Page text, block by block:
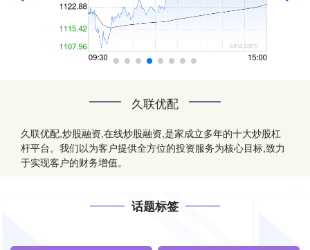
久联优配
久联优配,炒股融资,在线炒股融资,是家成立多年的十大炒股杠
杆平台。我们以为客户提供全方位的投资服务为核心目标,致力
于实现客户的财务增值。
话题标签